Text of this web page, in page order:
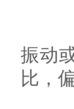
-
振动
比，